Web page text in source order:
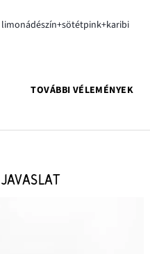
limonádészín+sötétpink+karibi
TOVÁBBI VÉLEMÉNYEK